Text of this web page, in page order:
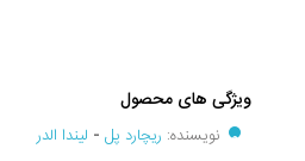
ویژگی های محصول
نویسنده: ریچارد پل - لیندا الدر